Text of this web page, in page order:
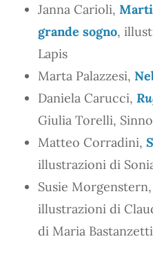
Janna Carioli,
grande sogno,
Lapis
Marta Palazzesi,
Daniela Carucci,
Giulia Torelli,
Matteo Corradini,
illustrazioni di
Susie Morgenstern,
illustrazioni di
di Maria